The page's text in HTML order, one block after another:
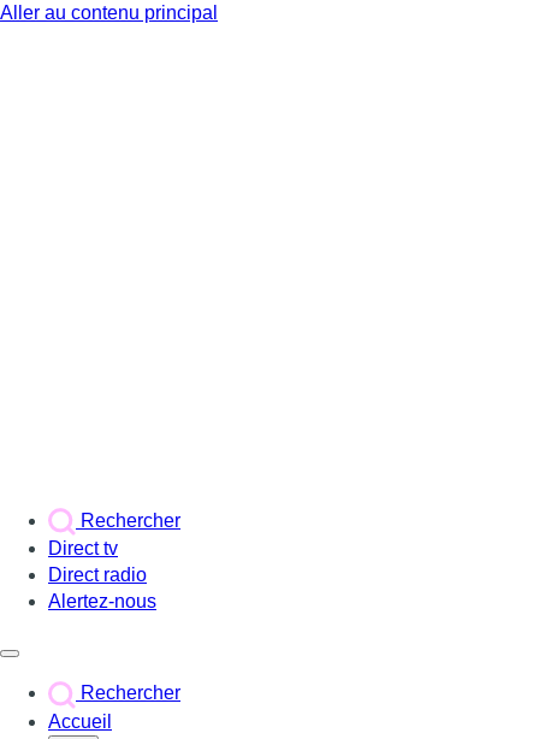
Aller au contenu principal
Rechercher
Direct tv
Direct radio
Alertez-nous
Rechercher
Accueil